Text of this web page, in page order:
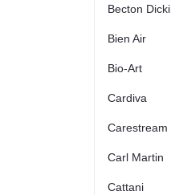
Becton
Bien Air
Bio-Art
Cardiva
Carestream
Carl Martin
Cattani